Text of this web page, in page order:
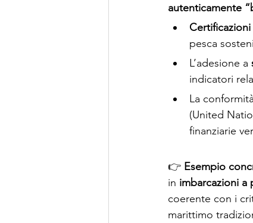
autenticamente
pesca
L’adesione a
indicatori
La
(United
finanziarie
👉 Esempio
in imbarcazioni a
coerente con i
marittimo